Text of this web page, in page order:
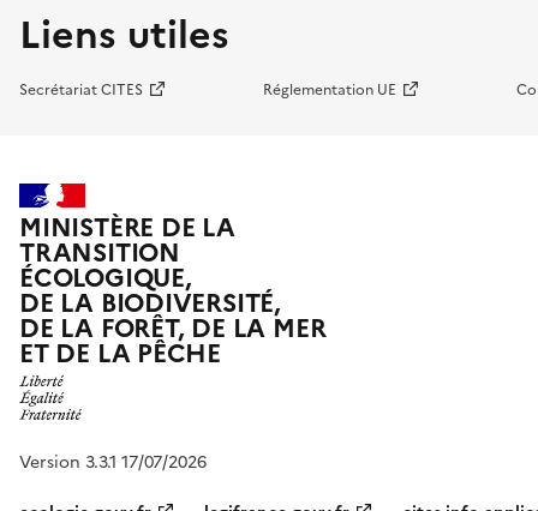
Liens utiles
Secrétariat CITES Réglementation UE
MINISTÈRE DE LA
TRANSITION
ÉCOLOGIQUE,
DE LA BIODIVERSITÉ,
DE LA FORÊT, DE LA MER
ET DE LA PÊCHE
Version 3.3.1 17/07/2026